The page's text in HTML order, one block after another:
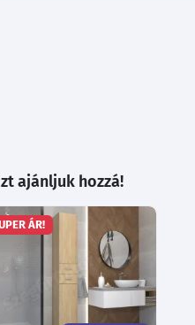
ajánljuk hozzá!
ÁR!